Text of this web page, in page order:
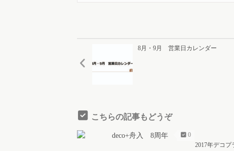
8月・9月 営業日カレンダー
こちらの記事もどうぞ
0
2017年デコ